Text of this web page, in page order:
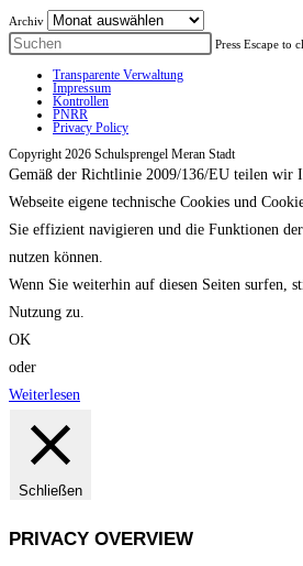
Archiv
Press Escape to
Transparente Verwaltung
Impressum
Kontrollen
PNRR
Privacy Policy
Copyright 2026 Schulsprengel Meran Stadt
Gemäß der Richtlinie 2009/136/EU teilen wir
Webseite eigene technische Cookies und
Sie effizient navigieren und die Funktionen
nutzen können.
Wenn Sie weiterhin auf diesen Seiten surfen,
Nutzung zu.
OK
oder
Weiterlesen
Schließen
PRIVACY OVERVIEW